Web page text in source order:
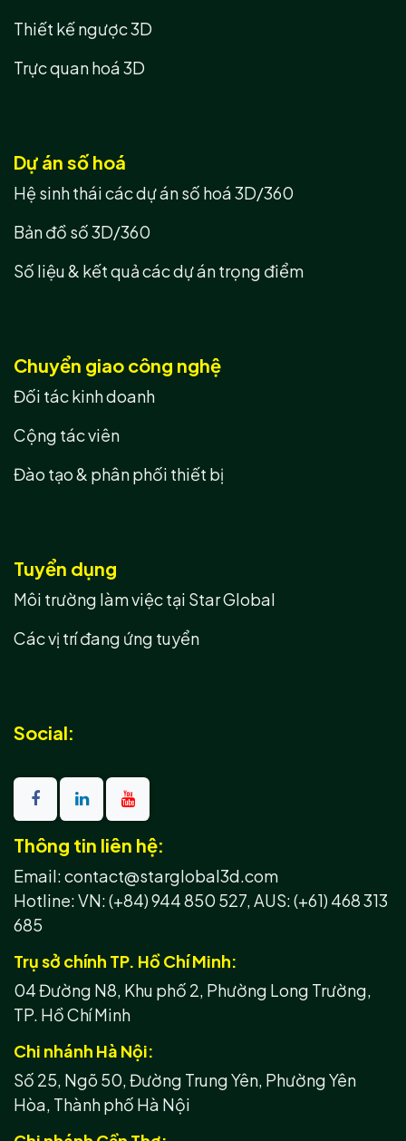
Thông tin liên hệ:
Email: contact@starglobal3d.com
Hotline:VN: (+84) 944 850 527,AUS: (+61) 468 313
685
Trụ sở chính TP. Hồ Chí Minh:
04 Đường N8, Khu phố 2, Phường Long Trường,
TP. Hồ Chí Minh
Chi nhánh Hà Nội:
Số 25, Ngõ 50, Đường Trung Yên, Phường Yên
Hòa, Thành phố Hà Nội
Social:
Thiết kế ngược 3D
Trực quan hoá 3D
Dự án số hoá
Hệ sinh thái các dự án số hoá 3D/360
Bản đồ số 3D/360
Số liệu & kết quả các dự án trọng điểm
Chuyển giao công nghệ
Đối tác kinh doanh
Cộng tác viên
Đào tạo & phân phối thiết bị
Tuyển dụng
Môi trường làm việc tại Star Global
Các vị trí đang ứng tuyển